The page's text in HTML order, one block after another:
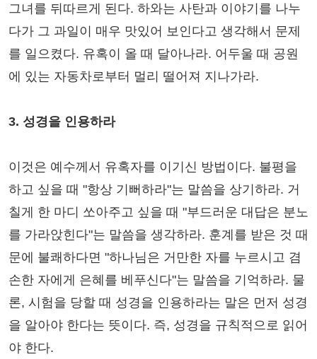
그녀를 뒤따르게 된다. 하와는 사탄과 이야기를 나누
다가 그 과일이 매우 맛있어 보인다고 생각해서 문제
를 일으켰다. 유혹이 올 때 달아나라. 어두울 때 공원
에 있는 자동차로부터 멀리 떨어져 지나가라.
3. 성경을 인용하라
이것은 예수께서 유혹자를 이기신 방법이다. 불평을
하고 싶을 때 "항상 기뻐하라"는 말씀을 상기하라. 거
칠게 한 마디 쏘아주고 싶을 때 "부드러운 대답은 분노
를 가라앉힌다"는 말씀을 생각하라. 훈계를 받은 것 때
문에 불쾌하다면 "하나님은 거만한 자를 누르시고 겸
손한 자에게 은혜를 베푸신다"는 말씀을 기억하라. 물
론, 시험을 당할 때 성경을 인용하라는 말은 먼저 성경
을 알아야 한다는 뜻이다. 즉, 성경을 규칙적으로 읽어
야 한다.